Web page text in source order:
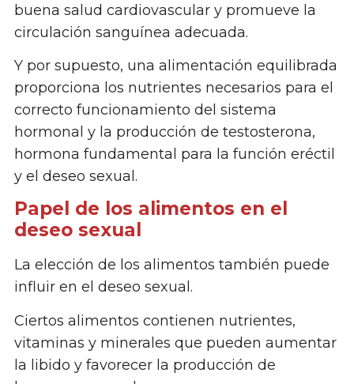
buena salud cardiovascular y promueve la
circulación sanguínea adecuada.
Y por supuesto, una alimentación equilibrada
proporciona los nutrientes necesarios para el
correcto funcionamiento del sistema
hormonal y la producción de testosterona,
hormona fundamental para la función eréctil
y el deseo sexual.
Papel de los alimentos en el
deseo sexual
La elección de los alimentos también puede
influir en el deseo sexual.
Ciertos alimentos contienen nutrientes,
vitaminas y minerales que pueden aumentar
la libido y favorecer la producción de